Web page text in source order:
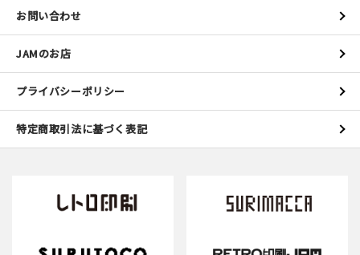
お問い合わせ
JAMのお店
プライバシーポリシー
特定商取引法に基づく表記